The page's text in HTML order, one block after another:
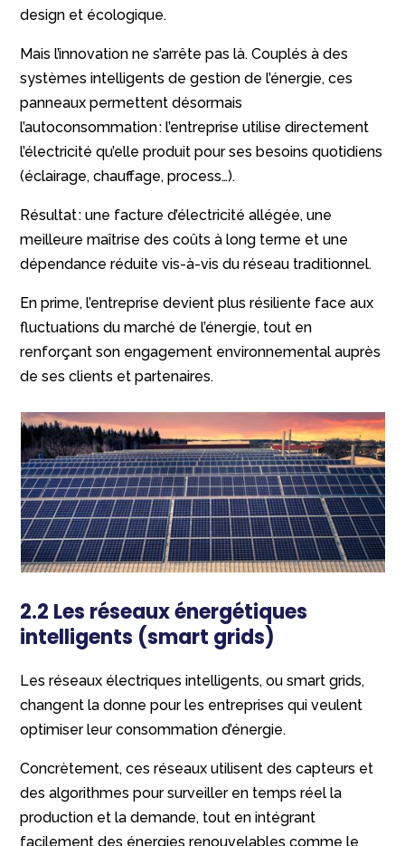
design et écologique.
Mais l’innovation ne s’arrête pas là. Couplés à des
systèmes intelligents de gestion de l’énergie, ces
panneaux permettent désormais
l’autoconsommation : l’entreprise utilise directement
l’électricité qu’elle produit pour ses besoins quotidiens
(éclairage, chauffage, process…).
Résultat : une facture d’électricité allégée, une
meilleure maîtrise des coûts à long terme et une
dépendance réduite vis-à-vis du réseau traditionnel.
En prime, l’entreprise devient plus résiliente face aux
fluctuations du marché de l’énergie, tout en
renforçant son engagement environnemental auprès
de ses clients et partenaires.
2.2 Les réseaux énergétiques
intelligents (smart grids)
Les réseaux électriques intelligents, ou smart grids,
changent la donne pour les entreprises qui veulent
optimiser leur consommation d’énergie.
Concrètement, ces réseaux utilisent des capteurs et
des algorithmes pour surveiller en temps réel la
production et la demande, tout en intégrant
facilement des énergies renouvelables comme le